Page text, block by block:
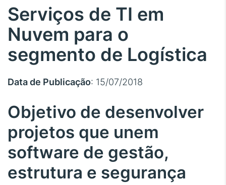
Serviços de TI em
Nuvem para o
segmento de Logística
Data de Publicação: 15/07/2018
Objetivo de desenvolver
projetos que unem
software de gestão,
estrutura e segurança